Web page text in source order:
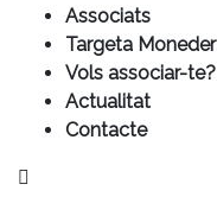
Associats
Targeta Moneder
Vols associar-te?
Actualitat
Contacte